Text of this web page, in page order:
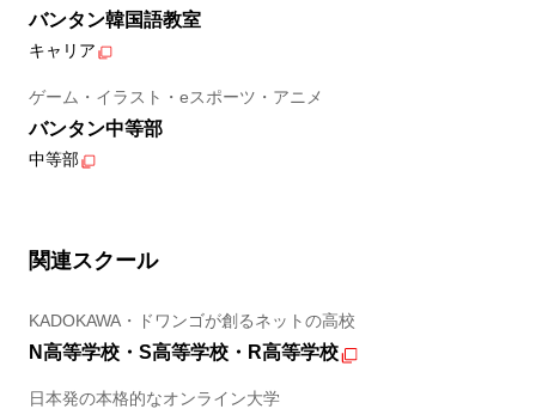
バンタン韓国語教室
キャリア
ゲーム・イラスト・eスポーツ・アニメ
バンタン中等部
中等部
関連スクール
KADOKAWA・ドワンゴが創るネットの高校
N高等学校・S高等学校・R高等学校
日本発の本格的なオンライン大学